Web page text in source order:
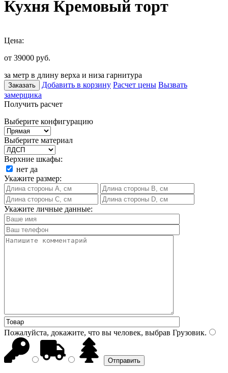
Кухня Кремовый торт
Цена:
от 39000 руб.
за метр в длину верха и низа гарнитура
Заказать Добавить в корзину Расчет цены Вызвать
замерщика
Получить расчет
Выберите конфигурацию
Выберите материал
Верхние шкафы:
нет да
Укажите размер:
Укажите личные данные:
Пожалуйста, докажите, что вы человек, выбрав Грузовик.